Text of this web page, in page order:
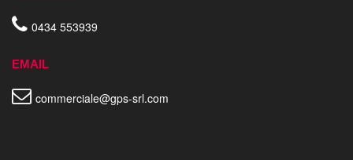
0434 553939
EMAIL
commerciale@gps-srl.com